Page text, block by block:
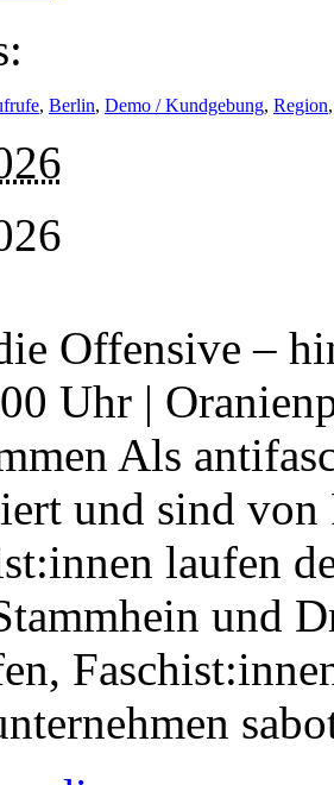
, Berlin, Demo / Kundgebung, Region
Offensive –
Uhr |
Als
und sind von
laufen
und